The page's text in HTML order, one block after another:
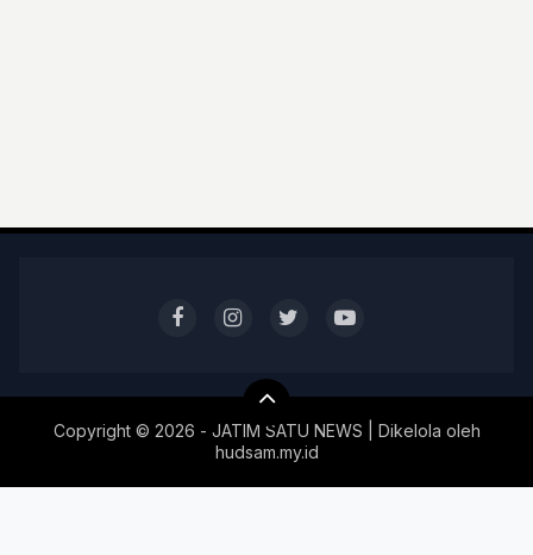
Copyright © 2026 - JATIM SATU NEWS | Dikelola oleh
hudsam.my.id